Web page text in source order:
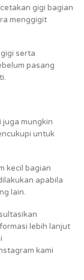
gigi bagian
menggigit
serta
pasang
mungkin
untuk
kecil bagian
apabila
lain.
lebih lanjut
kami